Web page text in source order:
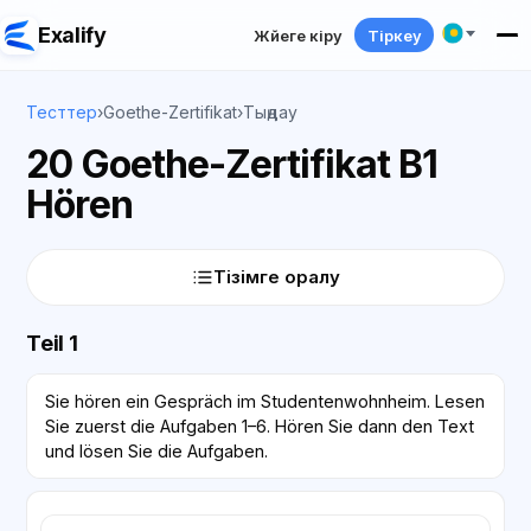
Exalify Жүйеге кіру Тіркеу
Тесттер›Goethe-Zertifikat›Тыңдау
20 Goethe-Zertifikat B1
Hören
Тізімге оралу
Teil 1
Sie hören ein Gespräch im Studentenwohnheim. Lesen
Sie zuerst die Aufgaben 1–6. Hören Sie dann den Text
und lösen Sie die Aufgaben.